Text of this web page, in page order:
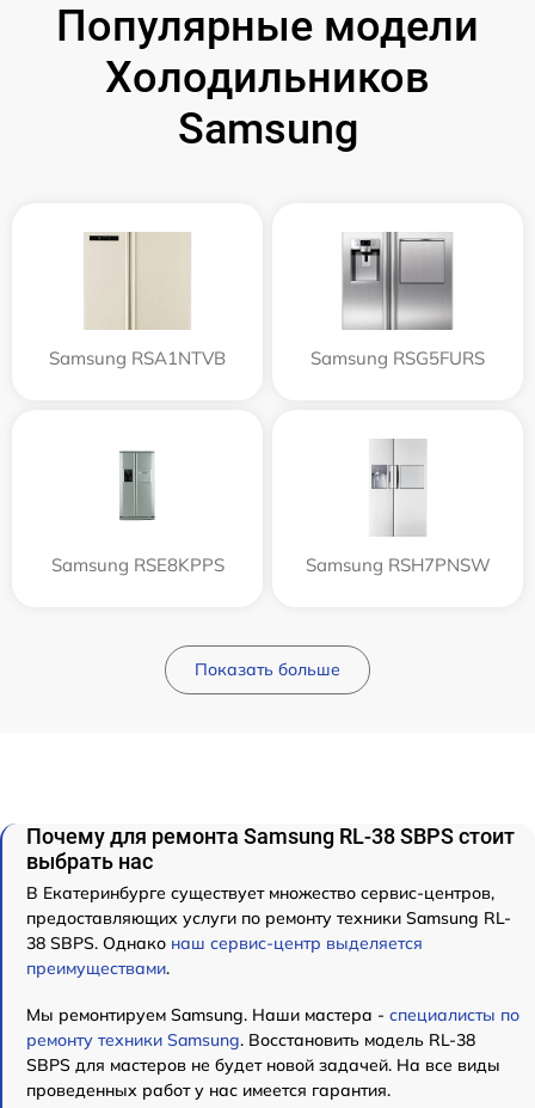
Популярные модели
Холодильников
Samsung
Samsung RSA1NTVB Samsung RSG5FURS
Samsung RSE8KPPS Samsung RSH7PNSW
Показать больше
Почему для ремонта Samsung RL-38 SBPS стоит
выбрать нас
В Екатеринбурге существует множество сервис-центров,
предоставляющих услуги по ремонту техники Samsung RL-
38 SBPS. Однако наш сервис-центр выделяется
преимуществами.
Мы ремонтируем Samsung. Наши мастера - специалисты по
ремонту техники Samsung. Восстановить модель RL-38
SBPS для мастеров не будет новой задачей. На все виды
проведенных работ у нас имеется гарантия.